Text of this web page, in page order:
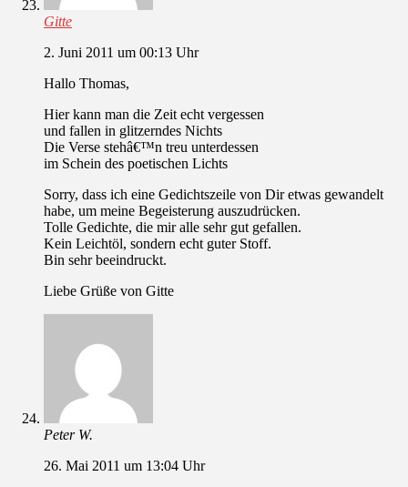
Gitte
2. Juni 2011 um 00:13 Uhr
Hallo Thomas,
Hier kann man die Zeit echt vergessen
und fallen in glitzerndes Nichts
Die Verse stehâ€™n treu unterdessen
im Schein des poetischen Lichts
Sorry, dass ich eine Gedichtszeile von Dir etwas gewandelt
habe, um meine Begeisterung auszudrücken.
Tolle Gedichte, die mir alle sehr gut gefallen.
Kein Leichtöl, sondern echt guter Stoff.
Bin sehr beeindruckt.
Liebe Grüße von Gitte
Peter W.
26. Mai 2011 um 13:04 Uhr